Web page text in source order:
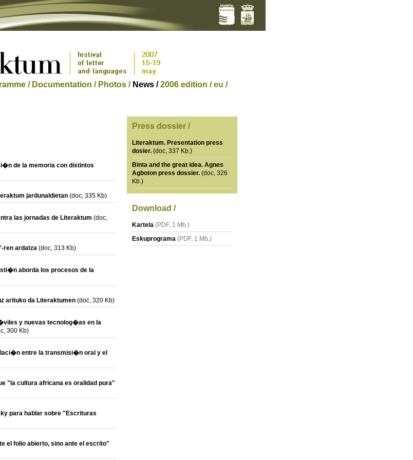
/ Documentation / Photos / News / 2006 edition / eu /
de la memoria con distintos
jardunaldietan (doc, 335 Kb)
las jornadas de Literaktum (doc,
ren ardatza (doc, 313 Kb)
aborda los procesos de la
arituko da Literaktumen (doc, 320 Kb)
y nuevas tecnolog�as en la
300 Kb)
entre la transmisi�n oral y el
"la cultura africana es oralidad pura"
para hablar sobre "Escrituras
el folio abierto, sino ante el escrito"
Press dossier /
Literaktum. Presentation press
dosier. (doc, 337 Kb.)
Binta and the great idea. Agnes
Agboton press dossier. (doc, 326
Kb.)
Download /
Kartela (PDF, 1 Mb.)
Eskuprograma (PDF, 1 Mb.)